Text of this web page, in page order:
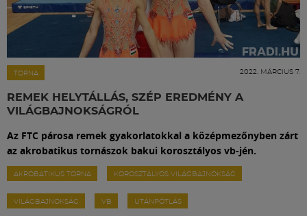
TORNA 2022. MÁRCIUS 7.
REMEK HELYTÁLLÁS, SZÉP EREDMÉNY A
VILÁGBAJNOKSÁGRÓL
Az FTC párosa remek gyakorlatokkal a középmezőnyben zárt
az akrobatikus tornászok bakui korosztályos vb-jén.
AKROBATIKUS TORNA KOROSZTÁLYOS VILÁGBAJNOKSÁG
VILÁGBAJNOKSÁG VB UTÁNPÓTLÁS
Hírek
Labdarúgás
Meccscenter
Klub